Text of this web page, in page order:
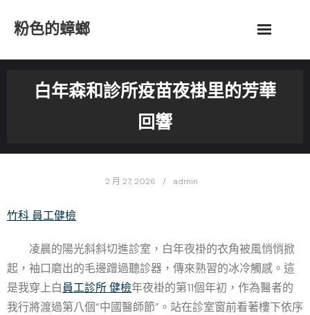
粉色的蟑螂
白年森和診所疫苗夜褂里的芳華
回響
2 月 27, 2026 admin
竹科 員工健檢
凌晨的陽光斜斜切進診室，白年夜褂的衣角被風悄悄掀
起，袖口磨出的毛邊蹭過聽診器，傳來熟習的冰冷觸感。這
是我穿上白員工診所 健檢年夜褂的第11個年初，作為醫者的
我行將渡過第八個“中國醫師節”。站在診室窗前看著樓下依序